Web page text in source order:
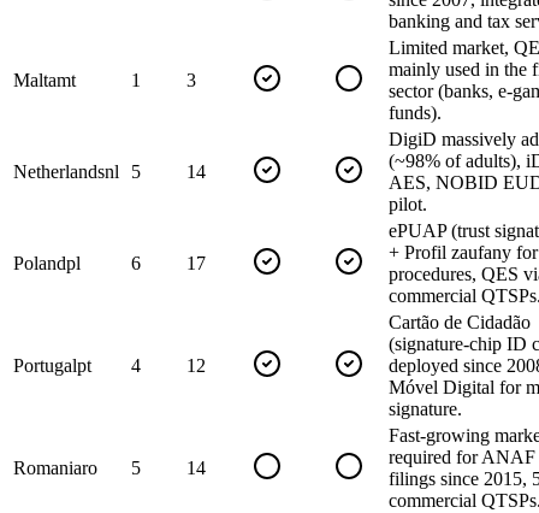
banking and tax
Maltamt 1 3
Limited market,
mainly used in the
sector (banks, e-
funds).
Netherlandsnl 5 14
DigiD massively
(~98% of adults),
AES, NOBID
pilot.
Polandpl 6 17
ePUAP (trust
+ Profil zaufany
procedures, QES
commercial
Portugalpt 4 12
Cartão de Cidadão
(signature-chip ID
deployed since
Móvel Digital for
signature.
Romaniaro 5 14
Fast-growing
required for ANAF
filings since 2015,
commercial